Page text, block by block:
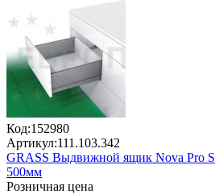
Код:152980
Артикул:111.103.342
GRASS Выдвижной ящик Nova Pro
500мм
Розничная цена